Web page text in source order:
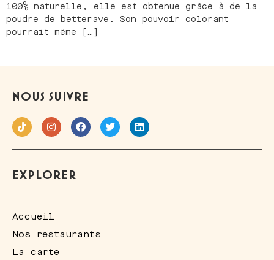
100% naturelle, elle est obtenue grâce à de la
poudre de betterave. Son pouvoir colorant
pourrait même […]
NOUS SUIVRE
EXPLORER
Accueil
Nos restaurants
La carte